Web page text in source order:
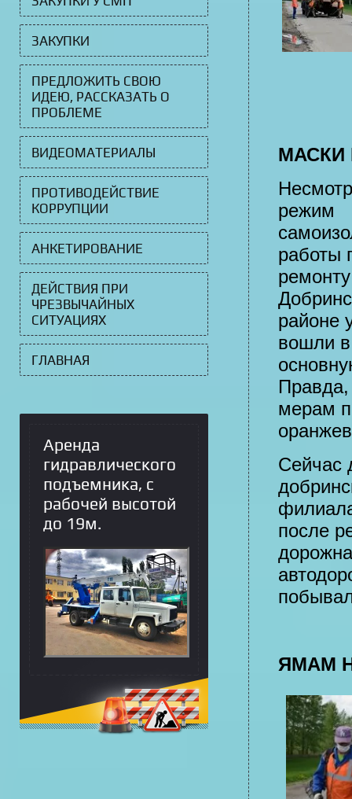
МАСКИ
режим
работы
районе
вошли
Правда,
мерам
Сейчас
после
ЯМАМ
ЗАКУПКИ
ПРЕДЛОЖИТЬ СВОЮ
ИДЕЮ, РАССКАЗАТЬ О
ПРОБЛЕМЕ
ВИДЕОМАТЕРИАЛЫ
ПРОТИВОДЕЙСТВИЕ
КОРРУПЦИИ
АНКЕТИРОВАНИЕ
ДЕЙСТВИЯ ПРИ
ЧРЕЗВЫЧАЙНЫХ
СИТУАЦИЯХ
ГЛАВНАЯ
Аренда
гидравлического
подъемника, с
рабочей высотой
до 19м.